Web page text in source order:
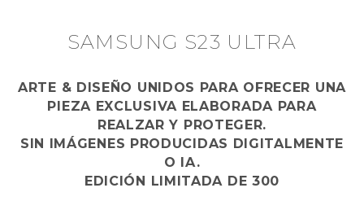
SAMSUNG S23 ULTRA
ARTE & DISEÑO UNIDOS PARA OFRECER UNA
PIEZA EXCLUSIVA ELABORADA PARA
REALZAR Y PROTEGER.
SIN IMÁGENES PRODUCIDAS DIGITALMENTE
O IA.
EDICIÓN LIMITADA DE 300